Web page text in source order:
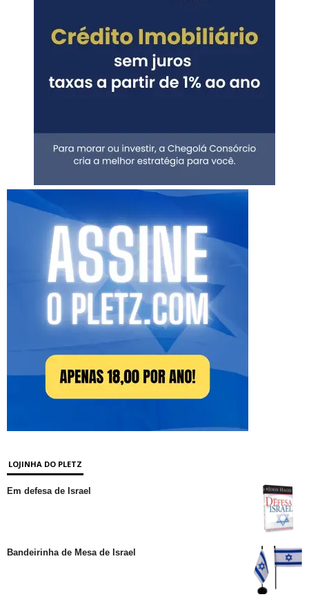
LOJINHA DO PLETZ
Em defesa de Israel
Bandeirinha de Mesa de Israel